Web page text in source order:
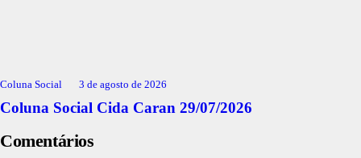
Coluna Social 3 de agosto de 2026
Coluna Social Cida Caran 29/07/2026
Comentários